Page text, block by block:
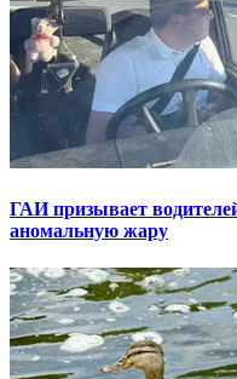
ГАИ призывает
аномальную жару